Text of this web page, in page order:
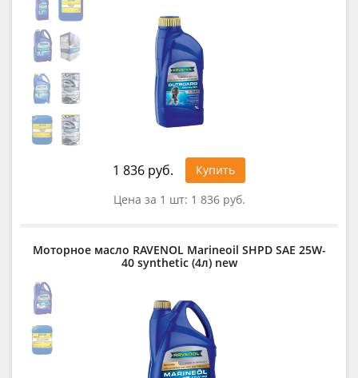
1 836 руб.
Купить
Цена за 1 шт: 1 836 руб.
Моторное масло RAVENOL Marineoil SHPD SAE 25W-
40 synthetic (4л) new